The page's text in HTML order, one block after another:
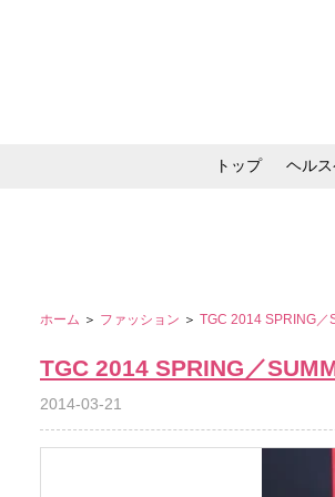
トップ ヘル
ホーム ＞ ファッション ＞ TGC 2014 SPRING
TGC 2014 SPRING／
2014-03-21